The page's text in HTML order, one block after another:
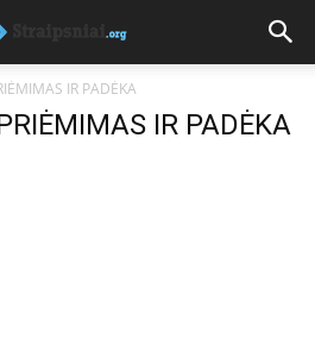
IR PADĖKA
IR PADĖKA